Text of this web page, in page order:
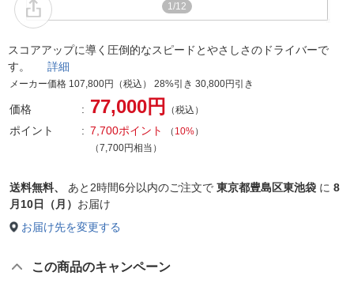
1/12
スコアアップに導く圧倒的なスピードとやさしさのドライバーで
す。 詳細
メーカー価格 107,800円（税込） 28%引き 30,800円引き
価格 77,000円 （税込）
ポイント 7,700ポイント （ 10%）
（7,700円相当）
送料無料、 あと 2時間6分以内のご注文で 東京都豊島区東池袋 に 8
月10日（月） お届け
お届け先を変更する
この商品のキャンペーン